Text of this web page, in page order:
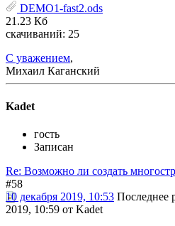
DEMO1-fast2.ods
21.23 Кб
скачиваний: 25
С уважением,
Михаил Каганский
Kadet
гость
Записан
Re: Возможно ли создать
#58
10 декабря 2019, 10:53 Последнее
2019, 10:59 от Kadet